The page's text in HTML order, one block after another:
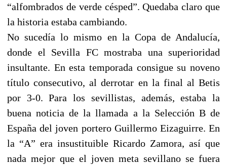
“alfombrados de verde césped”. Quedaba claro que
la historia estaba cambiando.
No sucedía lo mismo en la Copa de Andalucía,
donde el Sevilla FC mostraba una superioridad
insultante. En esta temporada consigue su noveno
título consecutivo, al derrotar en la final al Betis
por 3-0. Para los sevillistas, además, estaba la
buena noticia de la llamada a la Selección B de
España del joven portero Guillermo Eizaguirre. En
la “A” era insustituible Ricardo Zamora, así que
nada mejor que el joven meta sevillano se fuera